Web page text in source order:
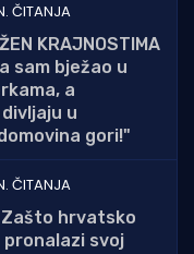
ČITANJA
KRAJNOSTIMA
sam bježao u
a
u
gori!"
ČITANJA
Zašto hrvatsko
svoj